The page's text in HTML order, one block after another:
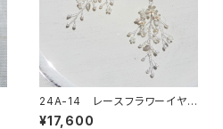
24A-14 レースフラワーイヤリ
ングorピアス
¥17,600